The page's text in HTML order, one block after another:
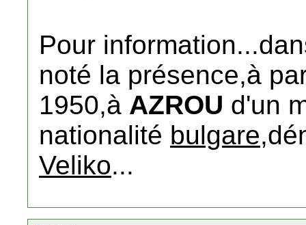
Pour
noté la présence,à
1950,à AZROU d'un
nationalité bulgare
Veliko...